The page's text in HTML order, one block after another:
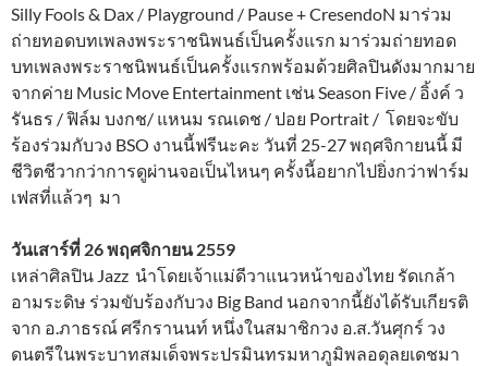
Silly Fools & Dax / Playground / Pause + CresendoN มาร่วม
ถ่ายทอดบทเพลงพระราชนิพนธ์เป็นครั้งแรก มาร่วมถ่ายทอด
บทเพลงพระราชนิพนธ์เป็นครั้งแรกพร้อมด้วยศิลปินดังมากมาย
จากค่าย Music Move Entertainment เช่น Season Five / อิ้งค์ ว
รันธร / ฟิล์ม บงกช/ แหนม รณเดช / ปอย Portrait / โดยจะขับ
ร้องร่วมกับวง BSO งานนี้ฟรีนะคะ วันที่ 25-27 พฤศจิกายนนี้ มี
ชีวิตชีวากว่าการดูผ่านจอเป็นไหนๆ ครั้งนี้อยากไปยิ่งกว่าฟาร์ม
เฟสที่แล้วๆ มา
วันเสาร์ที่ 26 พฤศจิกายน 2559
เหล่าศิลปิน Jazz นำโดยเจ้าแม่ดีวาแนวหน้าของไทย รัดเกล้า
อามระดิษ ร่วมขับร้องกับวง Big Band นอกจากนี้ยังได้รับเกียรติ
จาก อ.ภาธรณ์ ศรีกรานนท์ หนึ่งในสมาชิกวง อ.ส.วันศุกร์ วง
ดนตรีในพระบาทสมเด็จพระปรมินทรมหาภูมิพลอดุลยเดชมา